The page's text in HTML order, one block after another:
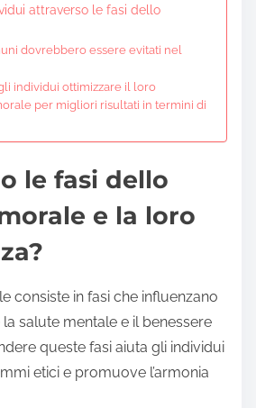
attraverso le fasi dello
dovrebbero essere evitati nel
individui ottimizzare il loro
per migliori risultati in termini di
le fasi dello
e la loro
consiste in fasi che influenzano
salute mentale e il benessere
queste fasi aiuta gli individui
etici e promuove l’armonia